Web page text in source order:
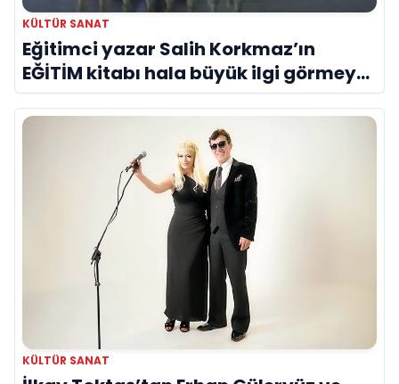
KÜLTÜR SANAT
Eğitimci yazar Salih Korkmaz’ın
EĞİTİM kitabı hala büyük ilgi görmeye
devam ediyor
KÜLTÜR SANAT